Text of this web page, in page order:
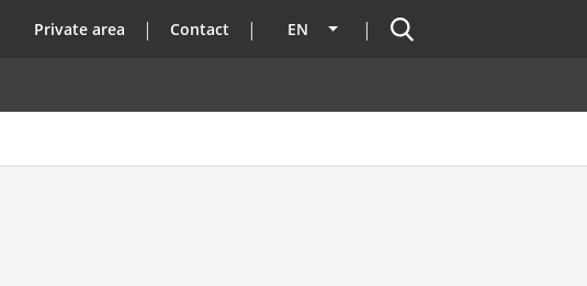
top
Private area Contact EN List additional actions
Search